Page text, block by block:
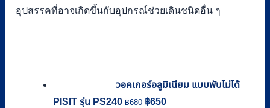
อุปสรรคที่อาจเกิดขึ้นกับอุปกรณ์ช่วยเดินชนิดอื่น ๆ
วอคเกอร์อลูมิเนียม แบบพับไม่ได้
PISIT รุ่น PS240 ฿680 Original
฿650Current